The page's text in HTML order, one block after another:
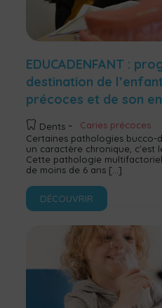
EDUCADENFANT :
destination de
précoces et de son
Dents
Caries précoces
Certaines pathologies
un caractère chronique, c’est
Cette pathologie
de moins de 6 ans[…]
DÉCOUVRIR